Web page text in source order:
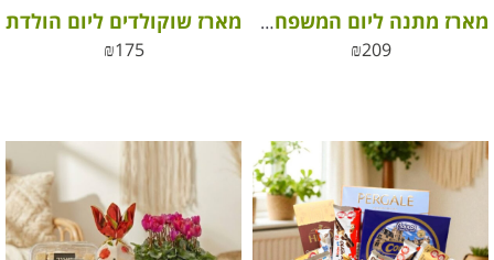
מארז מתנה ליום המשפחה – כי מגיע להם הטוב ביותר
₪209
מארז שוקולדים ליום הולדת
₪175